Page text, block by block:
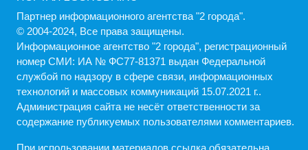
Партнер информационного агентства "2 города".
© 2004-2024, Все права защищены.
Информационное агентство "2 города", регистрационный
номер СМИ: ИА № ФС77-81371 выдан Федеральной
службой по надзору в сфере связи, информационных
технологий и массовых коммуникаций 15.07.2021 г..
Администрация cайта не несёт ответственности за
содержание публикуемых пользователями комментариев.
При использовании материалов ссылка обязательна.